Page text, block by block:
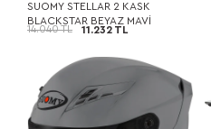
SUOMY STELLAR 2 KASK
BLACKSTAR BEYAZ MAVİ
14.040 TL 11.232 TL